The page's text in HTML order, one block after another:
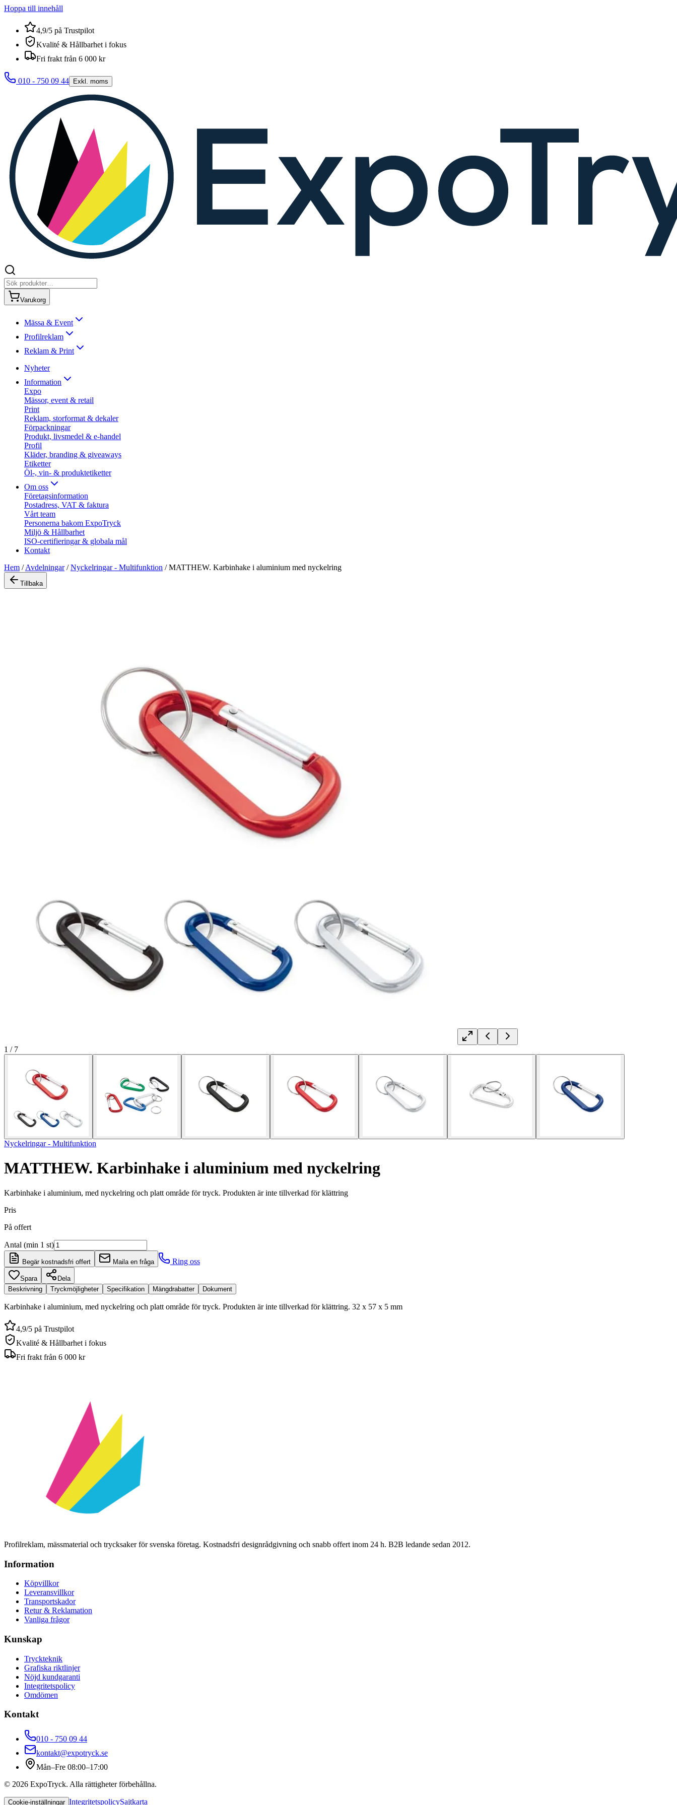
Hoppa till innehåll
4,9/5 på Trustpilot
Kvalité & Hållbarhet i fokus
Fri frakt från 6 000 kr
010 - 750 09 44 Exkl. moms
Varukorg
Mässa & Event
Profilreklam
Reklam & Print
Nyheter
Information
Expo
Mässor, event & retail
Print
Reklam, storformat & dekaler
Förpackningar
Produkt, livsmedel & e-handel
Profil
Kläder, branding & giveaways
Etiketter
Öl-, vin- & produktetiketter
Om oss
Företagsinformation
Postadress, VAT & faktura
Vårt team
Personerna bakom ExpoTryck
Miljö & Hållbarhet
ISO-certifieringar & globala mål
Kontakt
Hem /Avdelningar/Nyckelringar - Multifunktion /MATTHEW. Karbinhake i aluminium med nyckelring
Tillbaka
1 / 7
Nyckelringar - Multifunktion
MATTHEW. Karbinhake i aluminium med nyckelring
Karbinhake i aluminium, med nyckelring och platt område för tryck. Produkten är inte tillverkad för klättring
Pris
På offert
Antal (min 1 st)
Begär kostnadsfri offert Maila en fråga Ring oss
Spara
Dela
Beskrivning
Tryckmöjligheter Specifikation Mängdrabatter Dokument
Karbinhake i aluminium, med nyckelring och platt område för tryck. Produkten är inte tillverkad för klättring. 32 x 57 x 5 mm
4,9/5 på Trustpilot
Kvalité & Hållbarhet i fokus
Fri frakt från 6 000 kr
Profilreklam, mässmaterial och trycksaker för svenska företag. Kostnadsfri designrådgivning och snabb offert inom 24 h. B2B ledande sedan 2012.
Information
Köpvillkor
Leveransvillkor
Transportskador
Retur & Reklamation
Vanliga frågor
Kunskap
Tryckteknik
Grafiska riktlinjer
Nöjd kundgaranti
Integritetspolicy
Omdömen
Kontakt
010 - 750 09 44
kontakt@expotryck.se
Mån–Fre 08:00–17:00
© 2026 ExpoTryck. Alla rättigheter förbehållna.
Cookie-inställningar IntegritetspolicySajtkarta